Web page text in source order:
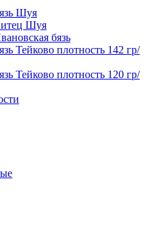
Шуя
Шуя
бязь
Тейково плотность 142 гр/
Тейково плотность 120 гр/